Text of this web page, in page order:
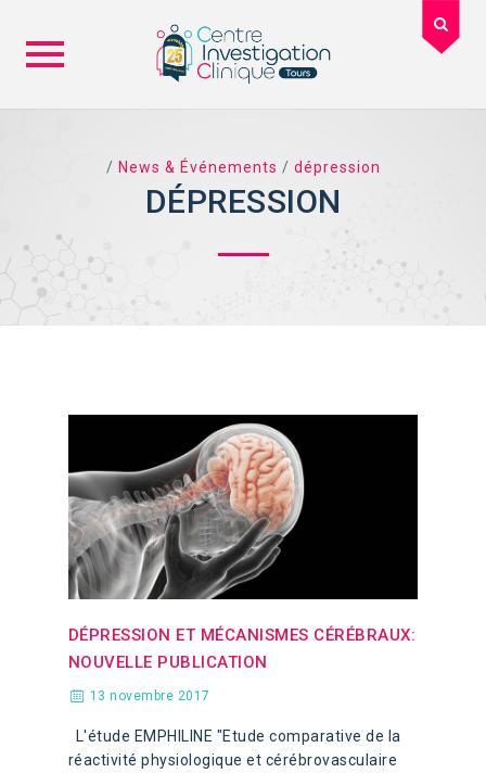
/ News & Événements / dépression
TAG ARCHIVES:
DÉPRESSION
DÉPRESSION ET MÉCANISMES CÉRÉBRAUX:
NOUVELLE PUBLICATION
13 novembre 2017
L'étude EMPHILINE "Etude comparative de la
réactivité physiologique et cérébrovasculaire